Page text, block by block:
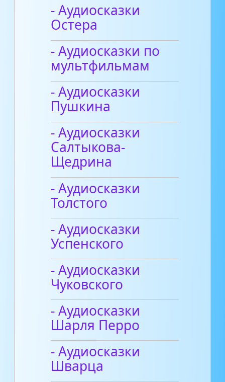
- Аудиосказки
Остера
- Аудиосказки по
мультфильмам
- Аудиосказки
Пушкина
- Аудиосказки
Салтыкова-
Щедрина
- Аудиосказки
Толстого
- Аудиосказки
Успенского
- Аудиосказки
Чуковского
- Аудиосказки
Шарля Перро
- Аудиосказки
Шварца